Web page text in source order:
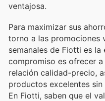
ventajosa.
Para maximizar sus
torno a las promociones
semanales de Fiotti es la
compromiso es ofrecer
relación calidad-precio,
productos excelentes
En Fiotti, saben que el